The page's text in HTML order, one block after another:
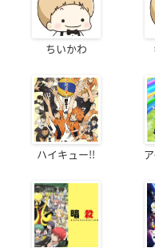
ちいかわ
ハイキュー!!